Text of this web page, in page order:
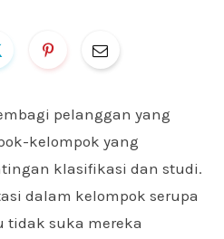
pelanggan yang
kelompok yang
klasifikasi dan studi.
dalam kelompok serupa
tidak suka mereka